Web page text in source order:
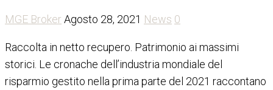
MGE Broker Agosto 28, 2021 News 0
Raccolta in netto recupero. Patrimonio ai massimi
storici. Le cronache dell’industria mondiale del
risparmio gestito nella prima parte del 2021 raccontano